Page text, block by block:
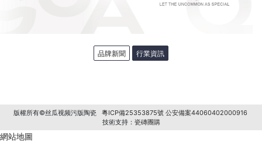
品牌新聞 行業資訊
版權所有©丝瓜视频污版陶瓷 粵ICP備25353875號 公安備案44060402000916
技術支持： 瓷磚團購
網站地圖